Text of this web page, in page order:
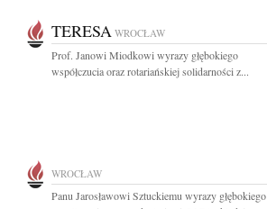
TERESA WROCŁAW
Prof. Janowi Miodkowi wyrazy głębokiego
współczucia oraz rotariańskiej solidarności z...
WROCŁAW
Panu Jarosławowi Sztuckiemu wyrazy głębokiego